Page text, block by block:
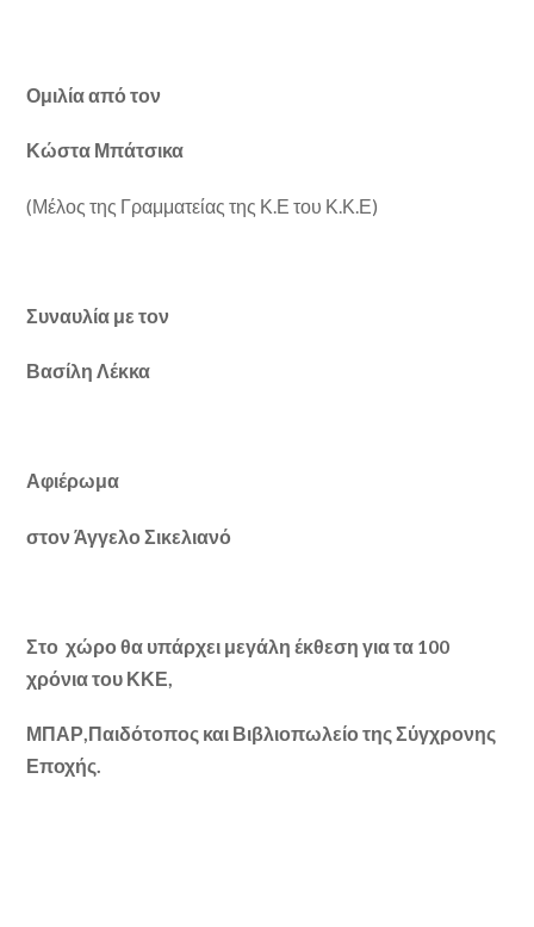
Ομιλία από τον
Κώστα Μπάτσικα
(Μέλος της Γραμματείας της Κ.Ε του Κ.Κ.Ε)
Συναυλία με τον
Βασίλη Λέκκα
Αφιέρωμα
στον Άγγελο Σικελιανό
Στο χώρο θα υπάρχει μεγάλη έκθεση για τα 100
χρόνια του ΚΚΕ,
ΜΠΑΡ,Παιδότοπος και Βιβλιοπωλείο της Σύγχρονης
Εποχής.